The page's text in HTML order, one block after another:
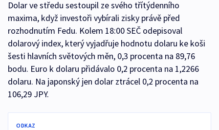
Dolar ve středu sestoupil ze svého třítýdenního
maxima, když investoři vybírali zisky právě před
rozhodnutím Fedu. Kolem 18:00 SEČ odepisoval
dolarový index, který vyjadřuje hodnotu dolaru ke koši
šesti hlavních světových měn, 0,3 procenta na 89,76
bodu. Euro k dolaru přidávalo 0,2 procenta na 1,2266
dolaru. Na japonský jen dolar ztrácel 0,2 procenta na
106,29 JPY.
ODKAZ